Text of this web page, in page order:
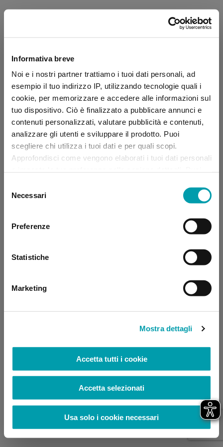
Informativa breve
Noi e i nostri partner trattiamo i tuoi dati personali, ad
esempio il tuo indirizzo IP, utilizzando tecnologie quali i
cookie, per memorizzare e accedere alle informazioni sul
tuo dispositivo. Ciò è finalizzato a pubblicare annunci e
contenuti personalizzati, valutare pubblicità e contenuti,
analizzare gli utenti e sviluppare il prodotto. Puoi
scegliere chi utilizza i tuoi dati e per quali scopi.
Approfondisci come vengono elaborati i tuoi dati personali
momento dalla Dichiarazione sui “
delNecessari
Preferenze
Statistiche
Marketing
Mostra dettagli
Accetta tutti i cookie
Accetta selezionati
Usa solo i cookie necessari
Application error: a client-side exception has occurred (see the
browser console for more information)